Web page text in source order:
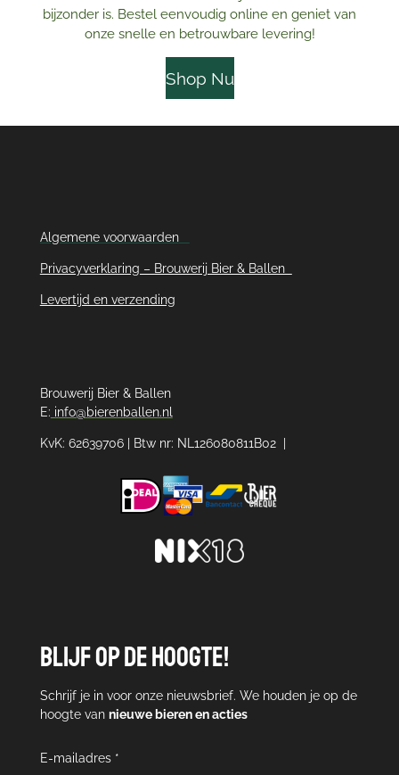
bijzonder is. Bestel eenvoudig online en geniet van
onze snelle en betrouwbare levering!
Shop Nu
Algemene voorwaarden
Privacyverklaring – Brouwerij Bier & Ballen
Levertijd en verzending
Brouwerij Bier & Ballen
E: info@bierenballen.nl
KvK: 62639706 | Btw nr: NL126080811B02 |
Blijf op de hoogte!
Schrijf je in voor onze nieuwsbrief. We houden je op de
hoogte van nieuwe bieren en acties
E-mailadres *